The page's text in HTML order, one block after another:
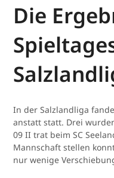
Die
In der Salzlandliga
anstatt statt. Drei
09 II trat beim SC
Mannschaft stellen
nur wenige